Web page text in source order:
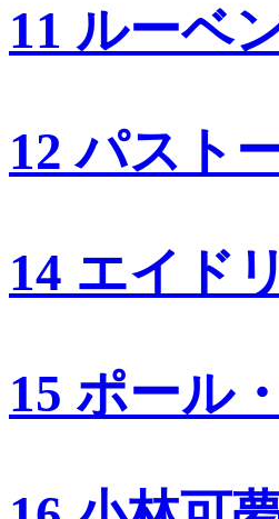
11 ルーベ
12 パスト
14 エイド
15 ポール